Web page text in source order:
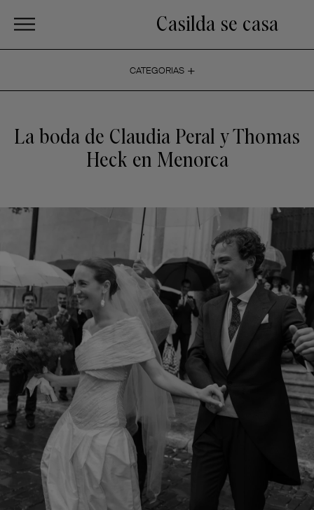
Casilda se casa
CATEGORIAS +
La boda de Claudia Peral y Thomas
Heck en Menorca